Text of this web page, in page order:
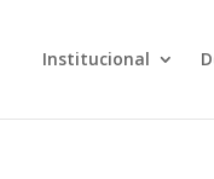
Institucional